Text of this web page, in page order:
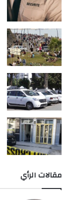
مقالات الرأي